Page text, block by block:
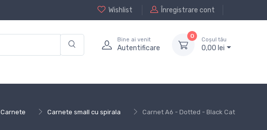
Wishlist Înregistrare cont
Bine ai venit
Autentificare
0
Coșul tău
0,00 lei
Carnete Carnete small cu spirala Carnet A6 - Dotted - Black Cat